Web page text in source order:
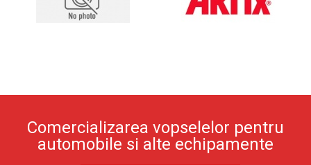
Comercializarea vopselelor pentru
automobile si alte echipamente